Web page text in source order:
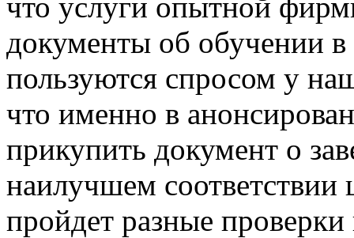
документы об обучении
пользуются спросом у
что именно в
прикупить документ о
наилучшем соответствии
пройдет разные проверки